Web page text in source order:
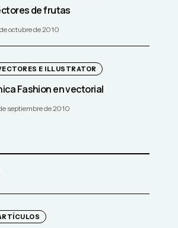
de frutas
octubre de 2010
E ILLUSTRATOR
Fashion en vectorial
septiembre de 2010